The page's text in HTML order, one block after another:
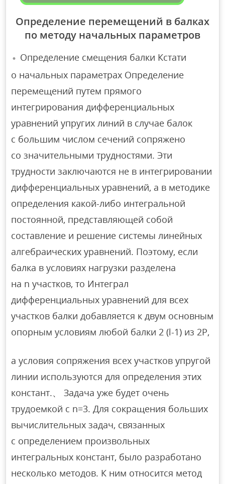
Определение перемещений в балках
по методу начальных параметров
Определение смещения балки Кстати
о начальных параметрах Определение
перемещений путем прямого
интегрирования дифференциальных
уравнений упругих линий в случае балок
с большим числом сечений сопряжено
со значительными трудностями. Эти
трудности заключаются не в интегрировании
дифференциальных уравнений, а в методике
определения какой-либо интегральной
постоянной, представляющей собой
составление и решение системы линейных
алгебраических уравнений. Поэтому, если
балка в условиях нагрузки разделена
на n участков, то Интеграл
дифференциальных уравнений для всех
участков балки добавляется к двум основным
опорным условиям любой балки 2 (l-1) из 2P,
а условия сопряжения всех участков упругой
линии используются для определения этих
констант.、 Задача уже будет очень
трудоемкой с n=3. Для сокращения больших
вычислительных задач, связанных
с определением произвольных
интегральных констант, было разработано
несколько методов. К ним относится метод